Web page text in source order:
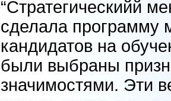
“Стратегическийй
сделала программу
кандидатов на
были выбраны
значимостями. Эти